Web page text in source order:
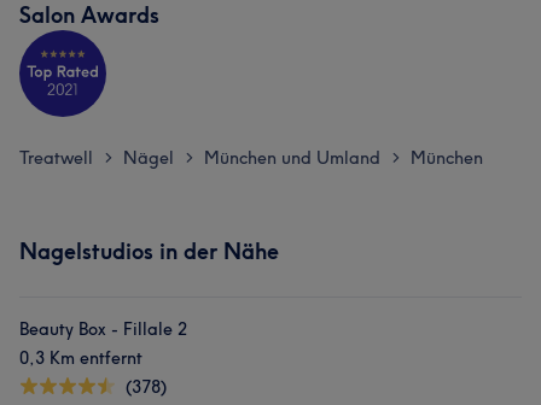
Salon Awards
Treatwell > Nägel > München und Umland > München
Nagelstudios in der Nähe
Beauty Box - Fillale 2
0,3 Km entfernt
(378)